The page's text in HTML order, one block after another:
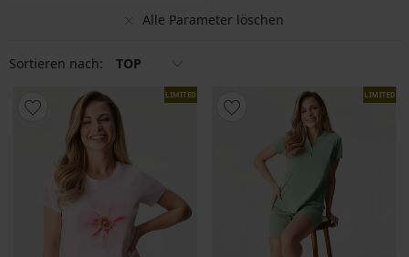
Alle Parameter löschen
Sortieren nach: TOP
LIMITED LIMITED